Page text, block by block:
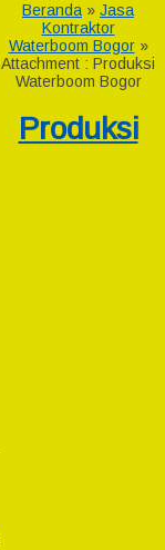
Beranda » Jasa
Kontraktor
Waterboom Bogor»
Attachment : Produksi
Waterboom Bogor
Produksi